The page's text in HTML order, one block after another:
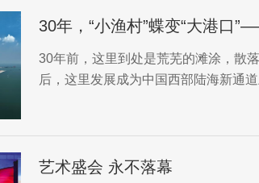
30年，“小渔村”蝶变“大港口
30年前，这里到处是荒芜的滩涂，散
后，这里发展成为中国西部陆海新通
艺术盛会 永不落幕